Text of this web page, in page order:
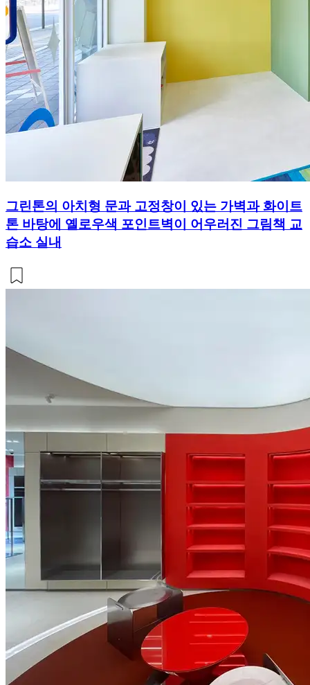
그린톤의 아치형 문과 고정창이 있는 가벽과 화이트
톤 바탕에 옐로우색 포인트벽이 어우러진 그림책 교
습소 실내